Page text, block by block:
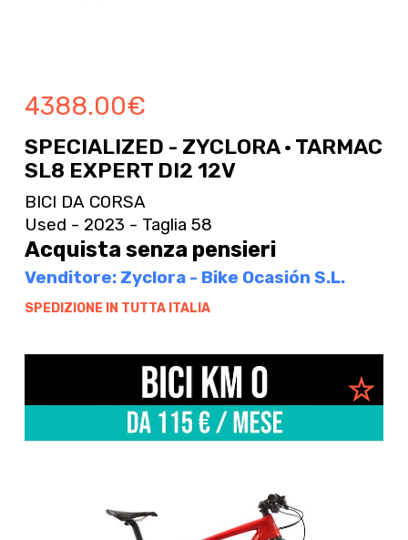
4388.00€
SPECIALIZED - ZYCLORA · TARMAC
SL8 EXPERT DI2 12V
BICI DA CORSA
Used - 2023 - Taglia 58
Acquista senza pensieri
Venditore: Zyclora - Bike Ocasión S.L.
SPEDIZIONE IN TUTTA ITALIA